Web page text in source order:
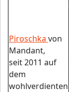
Piroschka von
Mandant,
seit 2011 auf
dem
wohlverdienten